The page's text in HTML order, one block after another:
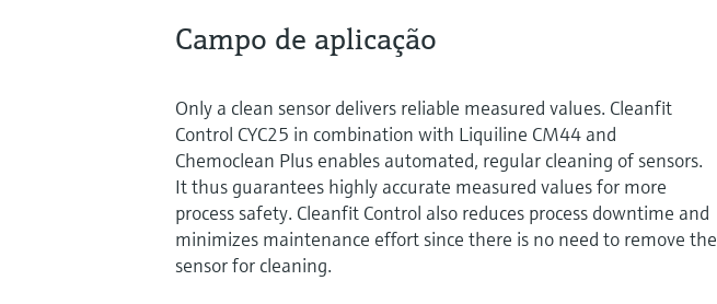
Campo de aplicação
Only a clean sensor delivers reliable measured values. Cleanfit
Control CYC25 in combination with Liquiline CM44 and
Chemoclean Plus enables automated, regular cleaning of sensors.
It thus guarantees highly accurate measured values for more
process safety. Cleanfit Control also reduces process downtime and
minimizes maintenance effort since there is no need to remove the
sensor for cleaning.